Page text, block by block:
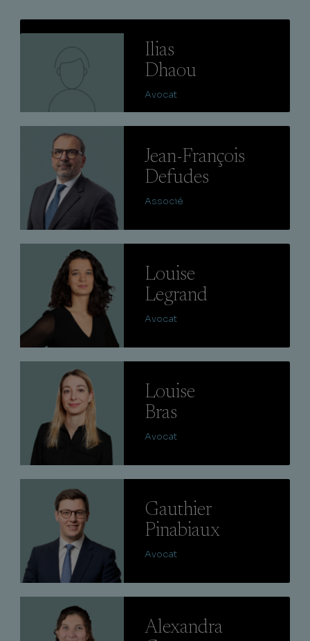
Ilias
Dhaou
Avocat
Jean-François
Defudes
Associé
Louise
Legrand
Avocat
Louise
Bras
Avocat
Gauthier
Pinabiaux
Avocat
Alexandra